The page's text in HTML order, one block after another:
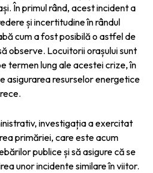
În primul rând, acest incident a
și incertitudine în rândul
cum a fost posibilă o astfel de
observe. Locuitorii orașului sunt
termen lung ale acestei crize, în
asigurarea resurselor energetice
investigația a exercitat
primăriei, care este acum
publice și să asigure că se
unor incidente similare în viitor.